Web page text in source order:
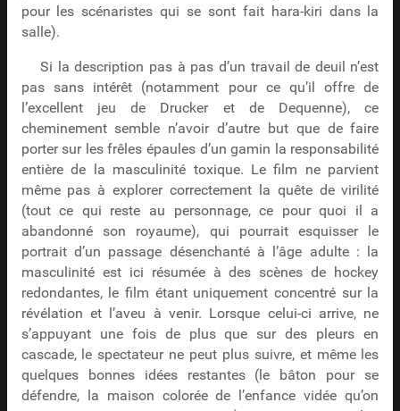
pour les scénaristes qui se sont fait hara-kiri dans la
salle).
Si la description pas à pas d’un travail de deuil n’est
pas sans intérêt (notamment pour ce qu’il offre de
l’excellent jeu de Drucker et de Dequenne), ce
cheminement semble n’avoir d’autre but que de faire
porter sur les frêles épaules d’un gamin la responsabilité
entière de la masculinité toxique. Le film ne parvient
même pas à explorer correctement la quête de virilité
(tout ce qui reste au personnage, ce pour quoi il a
abandonné son royaume), qui pourrait esquisser le
portrait d’un passage désenchanté à l’âge adulte : la
masculinité est ici résumée à des scènes de hockey
redondantes, le film étant uniquement concentré sur la
révélation et l’aveu à venir. Lorsque celui-ci arrive, ne
s’appuyant une fois de plus que sur des pleurs en
cascade, le spectateur ne peut plus suivre, et même les
quelques bonnes idées restantes (le bâton pour se
défendre, la maison colorée de l’enfance vidée qu’on